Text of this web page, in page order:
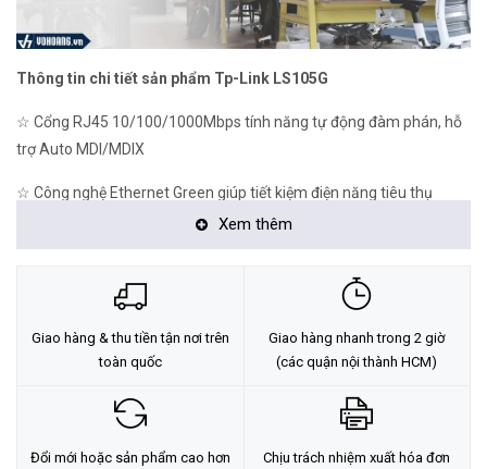
Thông tin chi tiết sản phẩm Tp-Link LS105G
☆ Cổng RJ45 10/100/1000Mbps tính năng tự động đàm phán, hỗ
trợ Auto MDI/MDIX
☆ Công nghệ Ethernet Green giúp tiết kiệm điện năng tiêu thụ
☆ Kiểm soát lưu lượng chuẩn IEEE 802.3x cung cấp sự truyền dữ
☆ Vỏ bằng thép, thiết kế để bàn hoặc treo tường
☆ Hỗ trợ QoS 802.1p/DSCP và tính năng IGMP snooping
☆ Thiết kế cắm và sử dụng giúp đơn giản hóa cài đặt
lý để mở rộng mạng có dây của bạn. Chúng rất dễ sử dụng và đáng
Xem thêm
Giao hàng & thu tiền tận nơi trên
toàn quốc
Giao hàng nhanh trong 2 giờ
(các quận nội thành HCM)
Đổi mới hoặc sản phẩm cao hơn
Chịu trách nhiệm xuất hóa đơn